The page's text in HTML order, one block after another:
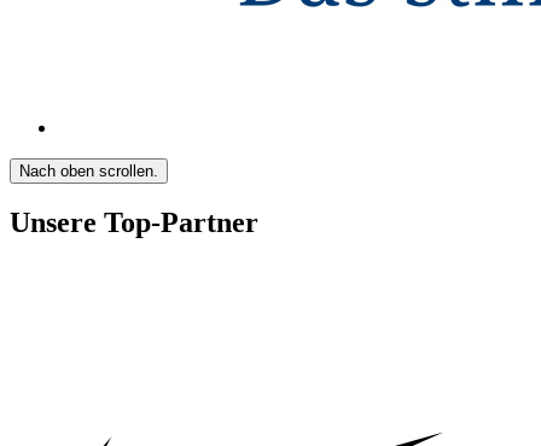
Nach oben scrollen.
Unsere Top-Partner